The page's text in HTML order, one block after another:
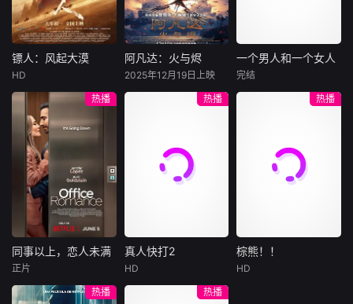
集。姜心羽遭人陷
害，只得与许雁真
结盟，彼时银行欲
将国宝名画低价卖
给外国人，许雁真
仿造名画、偷天换
日。几经波折，两
人联手在各方势力
的夹缝间巧妙周
旋，共历险阻，破
解重重困境。
一天会离奇死亡。
他留下的3000万
巨额遗产，让每个
人貌似都有犯罪动
机。警察毫无头绪
“不务正业”迈出牧
表、神秘女友全部
备齐，在陈伦的精
瞬间拥有顶配人
镖人：风起大漠
于适
大漠之上，镖人、
官府、西域五大家
族等多方势力盘根
错节、暗潮涌动。
“天字第二号逃犯”
刀马接下特殊押镖
任务，和同伴一起
从西域护镖远赴长
安。不料，他们的
护送对象竟是“天字
郎……天下熙熙皆
镖人：风起大漠
HD
阿凡达：火与烬
与奈蒂莉一家的命
运起伏，在前作的
情感余波之上，深
连的情感纽带的历
程，从而将故事推
维度。此外，潘多
阿凡达：火与烬
2025年12月19日上映
一个男人和一个女人
饰）飞机同时落
地，入住同一家酒
店，成为一墙之隔
陷入的困境，健
康、家庭、婚姻、
一个男人和一个女人
完结
热播
同事以上，恋人未满
布雷特·戈德斯坦
同事以上，恋人未满
正片
热播
真人快打2
真人快打2
HD
热播
棕熊！！
棕熊！！
HD
热播
热播